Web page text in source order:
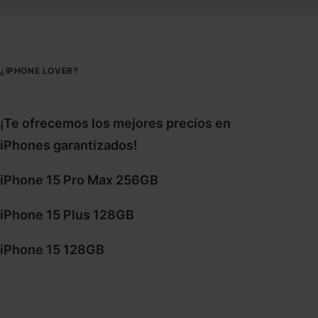
¿IPHONE LOVER?
¡Te ofrecemos los mejores precios en
iPhones garantizados!
iPhone 15 Pro Max 256GB
iPhone 15 Plus 128GB
iPhone 15 128GB